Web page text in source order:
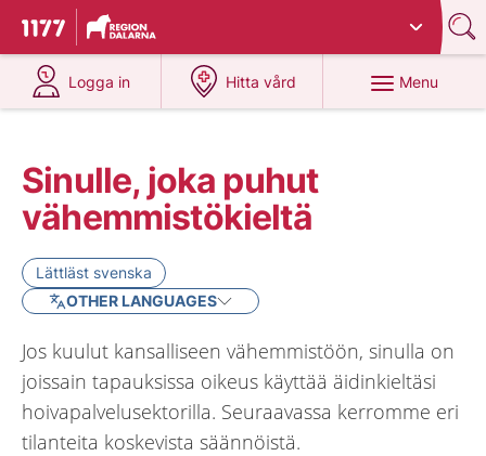
To start page for 1177
Du har valt region
Logga in
at 1177.se
Hitta vård
at 1177.se
Menu
Sinulle, joka puhut
vähemmistökieltä
Lättläst svenska
OTHER LANGUAGES
Jos kuulut kansalliseen vähemmistöön, sinulla on
joissain tapauksissa oikeus käyttää äidinkieltäsi
hoivapalvelusektorilla. Seuraavassa kerromme eri
tilanteita koskevista säännöistä.